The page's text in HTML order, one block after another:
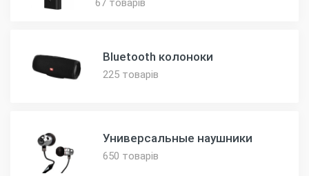
67 товарів
Bluetooth колоноки
225 товарів
Универсальные наушники
650 товарів